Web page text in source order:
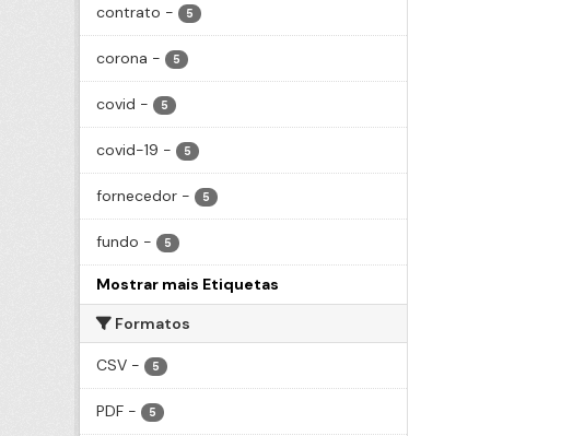
contrato - 5
corona - 5
covid - 5
covid-19 - 5
fornecedor - 5
fundo - 5
Mostrar mais Etiquetas
Formatos
CSV - 5
PDF - 5